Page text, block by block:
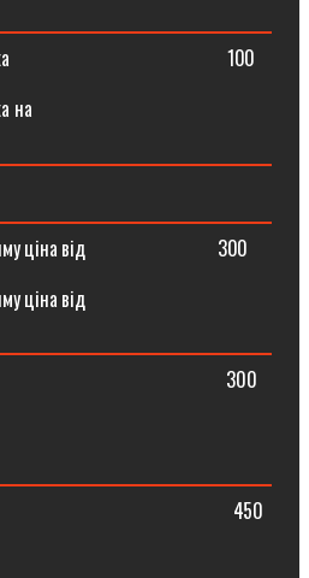
⠀⠀⠀⠀⠀⠀⠀⠀⠀⠀⠀⠀⠀⠀⠀100
на
яму ціна від ⠀⠀⠀⠀⠀⠀⠀⠀⠀300
ціна від